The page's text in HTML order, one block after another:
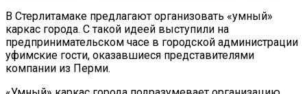
В Стерлитамаке предлагают организовать «умный»
каркас города. С такой идеей выступили на
предпринимательском часе в городской администрации
уфимские гости, оказавшиеся представителями
компании из Перми.